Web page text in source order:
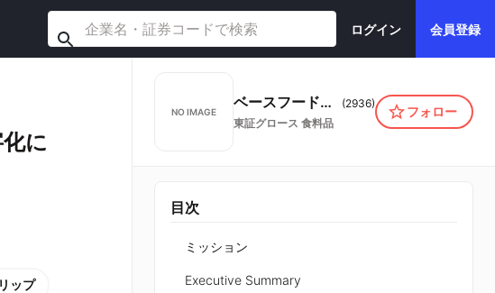
ログイン 会員登録
に
ップ
NO IMAGE
ベースフード株式会社 (2936)
東証グロース 食料品
フォロー
目次
ミッション
Executive Summary